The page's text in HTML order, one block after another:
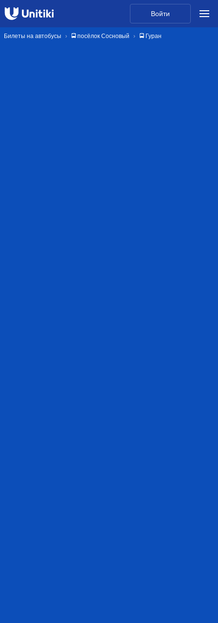
Войти
Билеты на автобусы 🚍 посёлок Сосновый 🚍 Гуран